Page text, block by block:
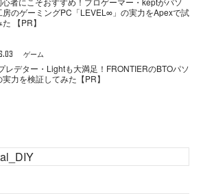
房のゲーミングPC「LEVEL∞」の実力をApexで試
【PR】
ゲーム
レデター・Lightも大満足！FRONTIERのBTOパソ
実力を検証してみた【PR】